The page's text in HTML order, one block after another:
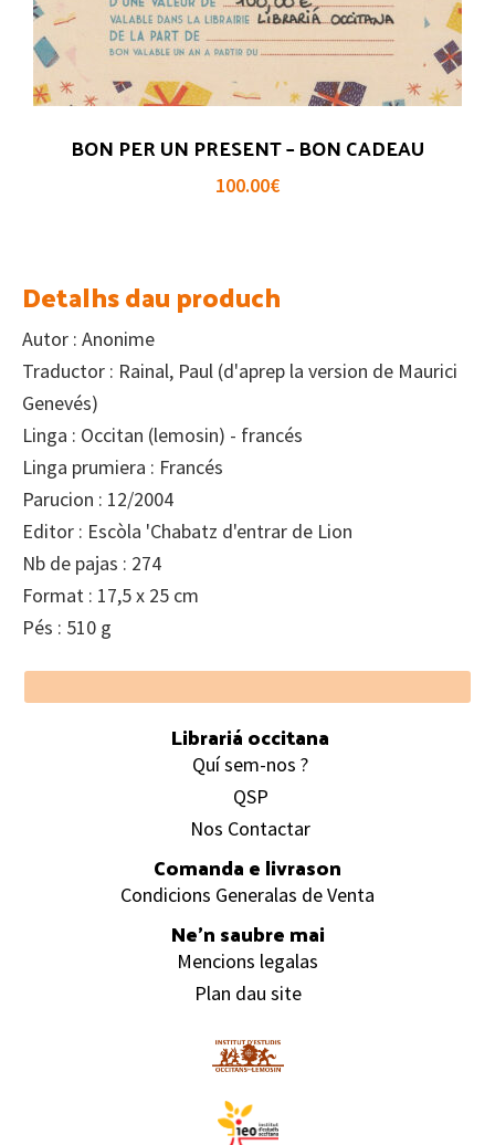
BON PER UN PRESENT – BON CADEAU
100.00€
Detalhs dau produch
Autor : Anonime
Traductor : Rainal, Paul (d'aprep la version de Maurici
Genevés)
Linga : Occitan (lemosin) - francés
Linga prumiera : Francés
Parucion : 12/2004
Editor : Escòla 'Chabatz d'entrar de Lion
Nb de pajas : 274
Format : 17,5 x 25 cm
Pés : 510 g
Footer
Librariá occitana
Quí sem-nos ?
QSP
Nos Contactar
Comanda e livrason
Condicions Generalas de Venta
Ne’n saubre mai
Mencions legalas
Plan dau site